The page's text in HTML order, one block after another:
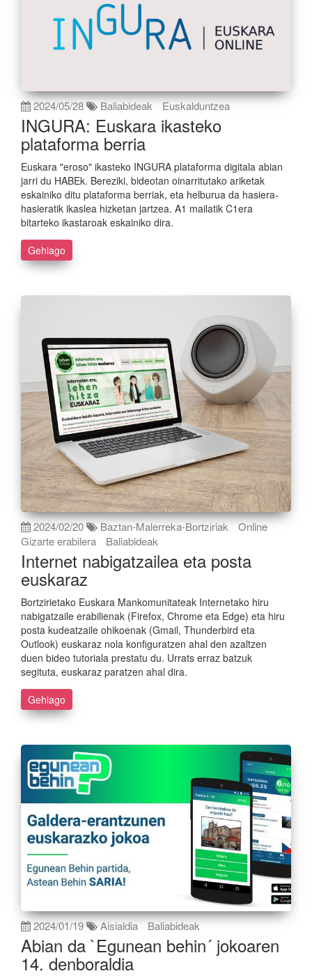
2024/05/28 Baliabideak Euskalduntzea
INGURA: Euskara ikasteko
plataforma berria
Euskara "eroso" ikasteko INGURA plataforma digitala abian
jarri du HABEk. Bereziki, bideotan oinarritutako ariketak
eskainiko ditu plataforma berriak, eta helburua da hasiera-
hasieratik ikaslea hizketan jartzea. A1 mailatik C1era
bitarteko ikastaroak eskainiko dira.
Gehiago
2024/02/20 Baztan-Malerreka-Bortziriak
Online
Gizarte erabilera
Baliabideak
Internet nabigatzailea eta posta
euskaraz
Bortzirietako Euskara Mankomunitateak Internetako hiru
nabigatzaile erabilienak (Firefox, Chrome eta Edge) eta hiru
posta kudeatzaile ohikoenak (Gmail, Thunderbird eta
Outlook) euskaraz nola konfiguratzen ahal den azaltzen
duen bideo tutoriala prestatu du. Urrats erraz batzuk
segituta, euskaraz paratzen ahal dira.
Gehiago
2024/01/19 Aisialdia Baliabideak
Abian da `Egunean behin´ jokoaren
14. denboraldia